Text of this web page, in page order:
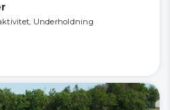
Underholdning